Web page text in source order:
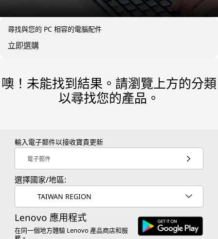
尋找與您的 PC 相容的電腦配件
立即選購
噢！未能找到結果。請瀏覽上方的分類
以尋找您的產品。
輸入電子郵件以接收寶貴更新
電子郵件
選擇國家/地區:
TAIWAN REGION
Lenovo 應用程式
在同一個地方體驗 Lenovo 產品商店和服